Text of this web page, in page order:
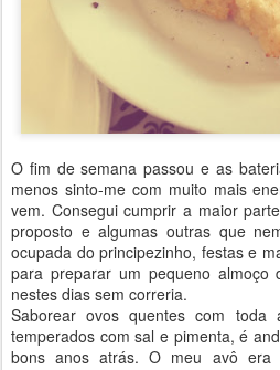
O fim de semana passou e as
menos sinto-me com muito mais
vem. Consegui cumprir a maior
proposto e algumas outras que
ocupada do principezinho, festas e
para preparar um pequeno almoço
nestes dias sem correria.
Saborear ovos quentes com toda
temperados com sal e pimenta, é
bons anos atrás. O meu avô era